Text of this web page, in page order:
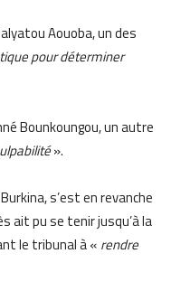
Aouoba, un des
pour déterminer
Bounkoungou, un autre
».
s’est en revanche
ait pu se tenir jusqu’à la
le tribunal à « rendre